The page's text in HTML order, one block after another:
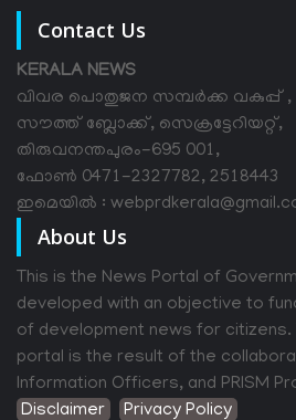
Contact Us
KERALA NEWS
വിവര പൊതുജന സമ്പര്‍ക്ക വകുപ്പ് ,
സൗത്ത് ബ്ലോക്ക്, സെക്രട്ടേറിയറ്റ്,
തിരുവനന്തപുരം-695 001,
ഫോൺ 0471-2327782, 2518443
ഇമെയിൽ :
About Us
This is the News Portal of
developed with an objective to
of development news for citizens.
portal is the result of the
Information Officers, and PRISM
Disclaimer
Privacy Policy